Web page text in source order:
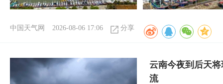
中国天气网 2026-08-06 17:06 分享
云南今夜到后天
流